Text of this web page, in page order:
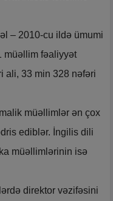
– 2010-cu ildə ümumi
müəllim fəaliyyət
ali, 33 min 328 nəfəri
müəllimlər ən çox
ediblər. İngilis dili
müəllimlərinin isə
direktor vəzifəsini